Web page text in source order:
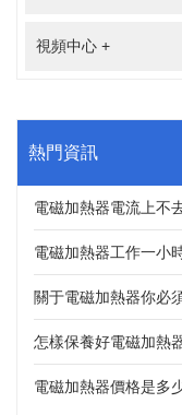
視頻中心 +
熱門資訊
電磁加熱器電流上不
關于電磁加熱器你必
怎樣保養好電磁加熱
電磁加熱器價格是多